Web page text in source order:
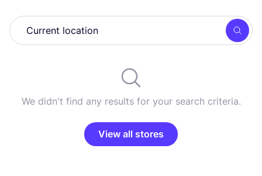
We didn't find any results for your search criteria.
View all stores